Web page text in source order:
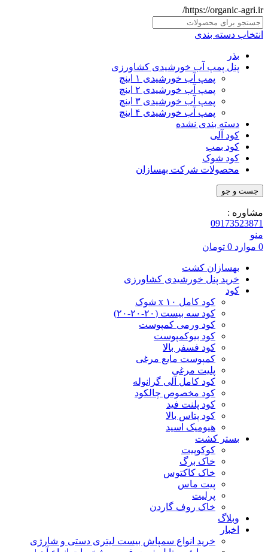
https://organic-agri.ir/
انتخاب دسته بندی
بذر
پنل پمپ آب خورشیدی کشاورزی
پمپ آب خورشیدی ۱ اینچ
پمپ آب خورشیدی ۲ اینچ
پمپ آب خورشیدی ۳ اینچ
پمپ آب خورشیدی ۴ اینچ
دسته بندی نشده
کود آلی
کود بمب
کود شوک
محصولات شرکت بهسازان
جست و جو
مشاوره :
09173523871
منو
0 موارد 0 تومان
بهسازان کشت
خرید پنل خورشیدی کشاورزی
کود
کود کامل ۱۰ x شوک
کود سه بیست (۲۰-۲۰-۲۰)
کود ورمی کمپوست
کود بیوکمپوست
کود فسفر بالا
کمپوست مایع مرغی
پلیت مرغی
کود کامل آلی گرانوله
کود مخصوص چالکود
کود پلنت فید
کود پتاس بالا
هیومیک اسید
بستر کشت
کوکوپیت
خاک برگ
خاک کاکتوس
پیت ماس
پرلیت
خاک روف گاردن
وبلاگ
اخبار
خرید انواع سمپاش بیست لیتری دستی و شارژی